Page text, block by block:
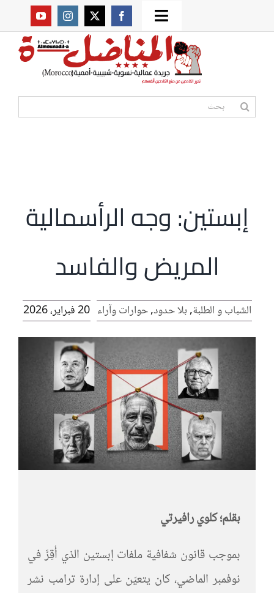
to
Toggle
Navigation
من نحن؟
مقالات
افتتاحية موقع المناضل-ة
البحث
إبستين: وجه الرأسمالية
المريض والفاسد
الشباب و الطلبة,بلا حدود,حوارات وآراء 20 فبراير، 2026
بقلم؛ كلوي رافيرتي
بموجب قانون شفافية ملفات إبستين الذي أُقِرَّ في
نوفمبر الماضي، كان يتعيّن على إدارة ترامب نشر